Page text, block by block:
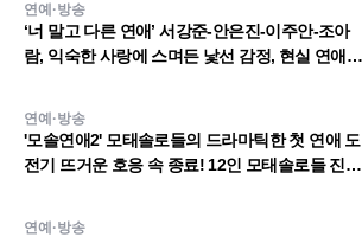
연예·방송
‘너 말고 다른 연애’ 서강준-안은진-이주안-조아
람, 익숙한 사랑에 스며든 낯선 감정, 현실 연애
연예·방송
'모솔연애2' 모태솔로들의 드라마틱한 첫 연애 도
전기 뜨거운 호응 속 종료! 12인 모태솔로들 진솔
연예·방송